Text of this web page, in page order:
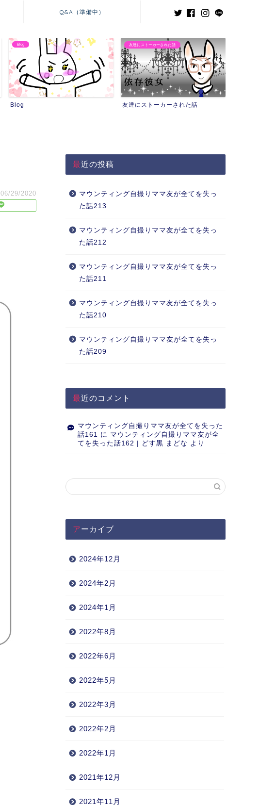
Q&A（準備中）
友達にストーカーされた話
友達にストーカーされた話
義兄嫁との闘い
義兄嫁との闘い
06/29/2020
最近の投稿
マウンティング自撮りママ友が全てを失っ
た話213
マウンティング自撮りママ友が全てを失っ
た話212
マウンティング自撮りママ友が全てを失っ
た話211
マウンティング自撮りママ友が全てを失っ
た話210
マウンティング自撮りママ友が全てを失っ
た話209
最近のコメント
マウンティング自撮りママ友が全てを失った
話161 に マウンティング自撮りママ友が全
てを失った話162 | どす黒 まどな より
アーカイブ
2024年12月
2024年2月
2024年1月
2022年8月
2022年6月
2022年5月
2022年3月
2022年2月
2022年1月
2021年12月
2021年11月